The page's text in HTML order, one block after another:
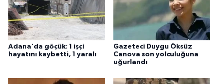
Adana'da göçük: 1 işçi
hayatını kaybetti, 1 yaralı
Gazeteci Duygu Öksüz
Canova son yolculuğuna
uğurlandı